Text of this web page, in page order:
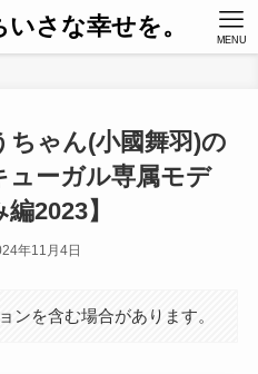
さな幸せを。 MENU
ちゃん(小國舞羽)の
ューガル専属モデ
2023】
年11月4日
ンを含む場合があります。